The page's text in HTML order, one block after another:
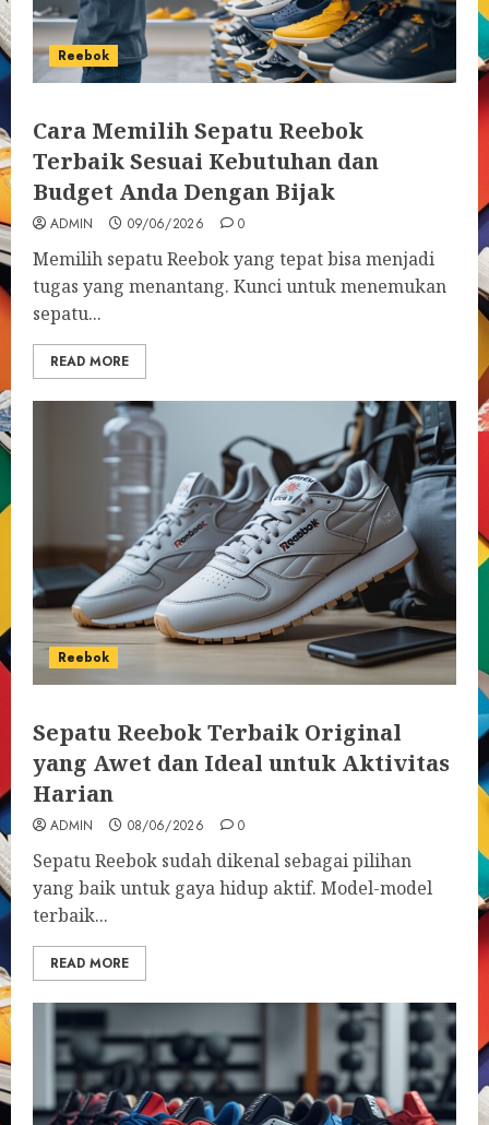
Reebok
Cara Memilih Sepatu Reebok
Terbaik Sesuai Kebutuhan dan
Budget Anda Dengan Bijak
ADMIN 09/06/2026 0
Memilih sepatu Reebok yang tepat bisa menjadi
tugas yang menantang. Kunci untuk menemukan
sepatu...
READ MORE
Reebok
Sepatu Reebok Terbaik Original
yang Awet dan Ideal untuk Aktivitas
Harian
ADMIN 08/06/2026 0
Sepatu Reebok sudah dikenal sebagai pilihan
yang baik untuk gaya hidup aktif. Model-model
terbaik...
READ MORE